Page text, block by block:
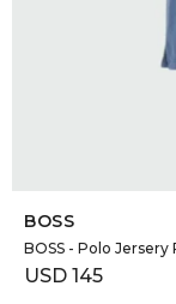
BOSS
BOSS - Polo Jersery
USD 145